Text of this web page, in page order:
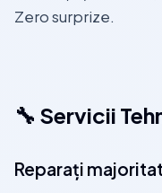
Zero surprize.
🔧 Servicii
Reparați